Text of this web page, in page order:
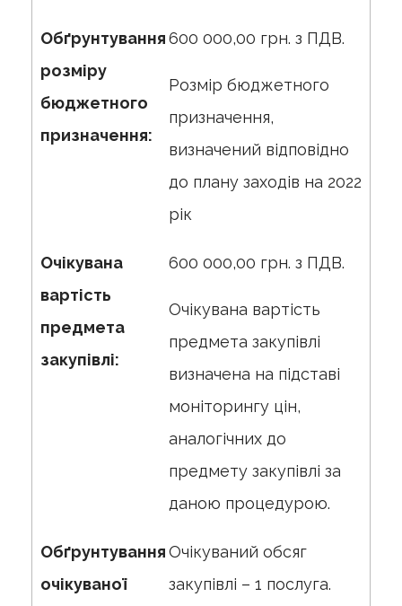
Обґрунтування
розміру
бюджетного
призначення:
600 000,00 грн. з ПДВ.
Розмір бюджетного
призначення,
визначений відповідно
до плану заходів на 2022
рік
Очікувана
вартість
предмета
закупівлі:
600 000,00 грн. з ПДВ.
Очікувана вартість
предмета закупівлі
визначена на підставі
моніторингу цін,
аналогічних до
предмету закупівлі за
даною процедурою.
Обґрунтування
очікуваної
Очікуваний обсяг
закупівлі – 1 послуга.